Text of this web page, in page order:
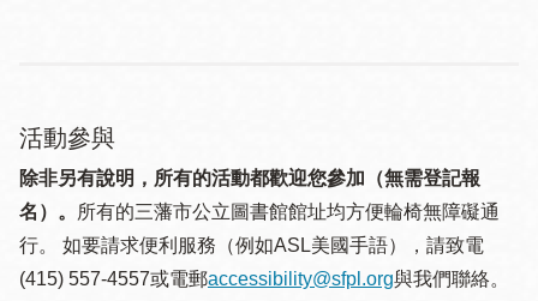
活動參與
除非另有說明，所有的活動都歡迎您參加（無需登記報
名）。
所有的三藩市公立圖書館館址均方便輪椅無障礙通
行。 如要請求便利服務（例如ASL美國手語），請致電
(415) 557-4557或電郵accessibility@sfpl.org與我們聯絡。